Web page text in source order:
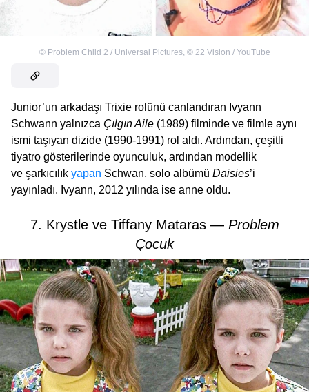
© Problem Child 2 / Universal Pictures, © 22 Vision / YouTube
Junior’un arkadaşı Trixie rolünü canlandıran Ivyann
Schwann yalnızca Çılgın Aile (1989) filminde ve filmle aynı
ismi taşıyan dizide (1990-1991) rol aldı. Ardından, çeşitli
tiyatro gösterilerinde oyunculuk, ardından modellik
ve şarkıcılık yapan Schwan, solo albümü Daisies’i
yayınladı. Ivyann, 2012 yılında ise anne oldu.
7. Krystle ve Tiffany Mataras — Problem
Çocuk